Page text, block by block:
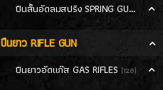
ปืนสั้นอัดลมสปริง SPRING GUN (13)
ปืนยาว RIFLE GUN
ปืนยาวอัดแก๊ส GAS RIFLES (128)